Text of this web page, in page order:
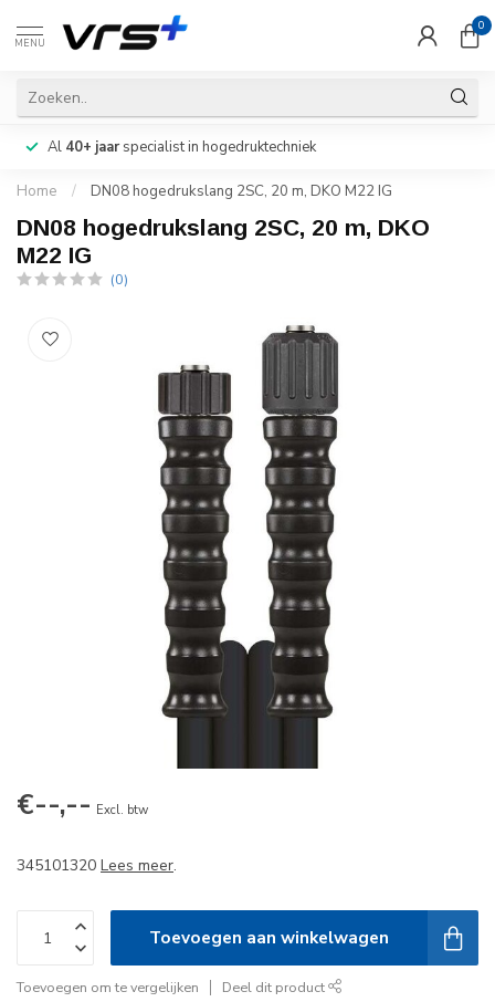
MENU
0
Al 40+ jaarspecialist in hogedruktechniek
Home / DN08 hogedrukslang 2SC, 20 m, DKO M22 IG
DN08 hogedrukslang 2SC, 20 m, DKO
M22 IG
(0)
€--,-- Excl. btw
345101320 Lees meer.
Toevoegen aan winkelwagen
Toevoegen om te vergelijken Deel dit product